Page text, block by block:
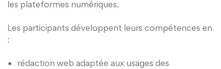
les plateformes numériques.
Les participants développent leurs compétences en
:
rédaction web adaptée aux usages des